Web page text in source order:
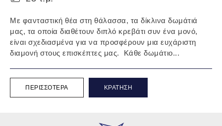
Με φανταστική θέα στη θάλασσα, τα δίκλινα δωμάτιά
μας, τα οποία διαθέτουν διπλό κρεβάτι συν ένα μονό,
είναι σχεδιασμένα για να προσφέρουν μια ευχάριστη
διαμονή στους επισκέπτες μας. Κάθε δωμάτιο...
ΠΕΡΙΣΣΌΤΕΡΑ ΚΡΆΤΗΣΗ